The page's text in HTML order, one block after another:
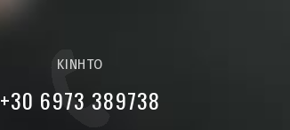
ΚΙΝΗΤΟ
+30 6973 389738